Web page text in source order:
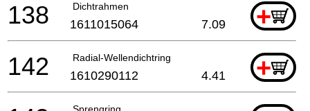
Dichtrahmen +
138 1611015064 7.09
Radial-Wellendichtring +
142 1610290112 4.41